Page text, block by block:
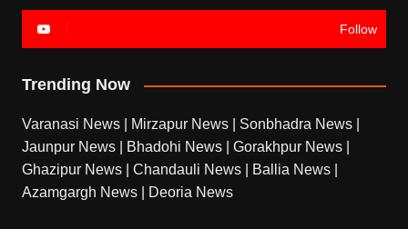
Follow
Trending Now
Varanasi News Mirzapur News Sonbhadra News
Jaunpur News
Bhadohi News Gorakhpur News
Ghazipur News
Chandauli News Ballia News
Azamgargh News
Deoria News